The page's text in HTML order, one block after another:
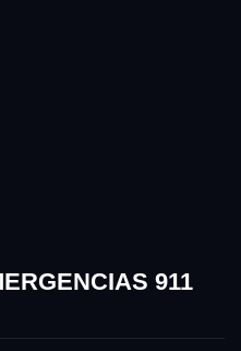
911